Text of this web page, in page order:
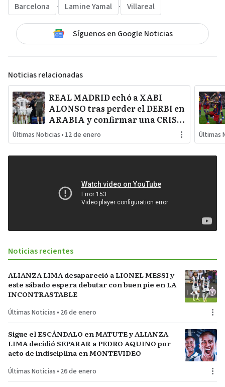
Barcelona
· Lamine Yamal · Villareal
Síguenos en Google Noticias
Noticias relacionadas
REAL MADRID echó a XABI
ALONSO tras perder el DERBI en
ARABIA y confirmar una CRISIS
INTERNA con jugadores
referentes del plantel
Últimas Noticias • 12 de enero Últimas
Noticias recientes
ALIANZA LIMA desapareció a LIONEL MESSI y
este sábado espera debutar con buen pie en LA
INCONTRASTABLE
Últimas Noticias • 26 de enero
Sigue el ESCÁNDALO en MATUTE y ALIANZA
LIMA decidió SEPARAR a PEDRO AQUINO por
acto de indisciplina en MONTEVIDEO
Últimas Noticias • 26 de enero